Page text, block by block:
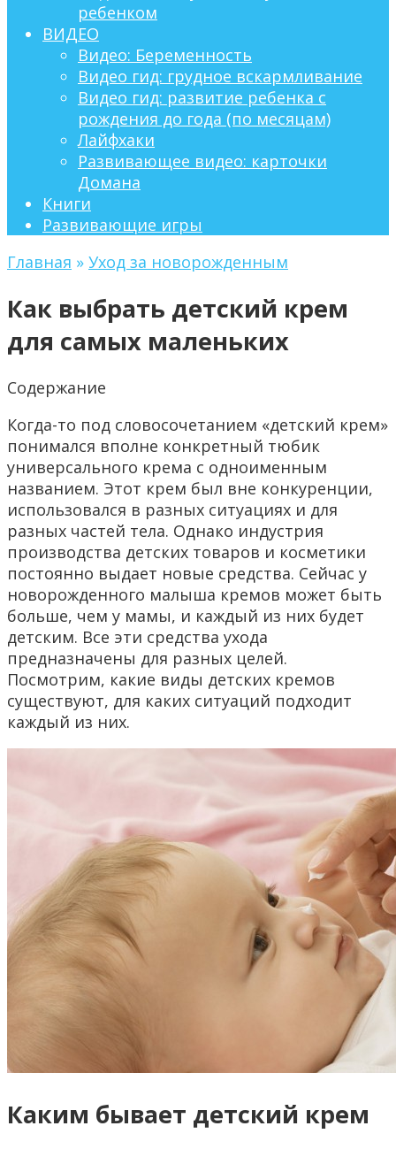
ребенком
ВИДЕО
Видео: Беременность
Видео гид: грудное вскармливание
Видео гид: развитие ребенка с
рождения до года (по месяцам)
Лайфхаки
Развивающее видео: карточки
Домана
Книги
Развивающие игры
Главная » Уход за новорожденным
Как выбрать детский крем
для самых маленьких
Содержание
Когда-то под словосочетанием «детский крем»
понимался вполне конкретный тюбик
универсального крема с одноименным
названием. Этот крем был вне конкуренции,
использовался в разных ситуациях и для
разных частей тела. Однако индустрия
производства детских товаров и косметики
постоянно выдает новые средства. Сейчас у
новорожденного малыша кремов может быть
больше, чем у мамы, и каждый из них будет
детским. Все эти средства ухода
предназначены для разных целей.
Посмотрим, какие виды детских кремов
существуют, для каких ситуаций подходит
каждый из них.
Каким бывает детский крем